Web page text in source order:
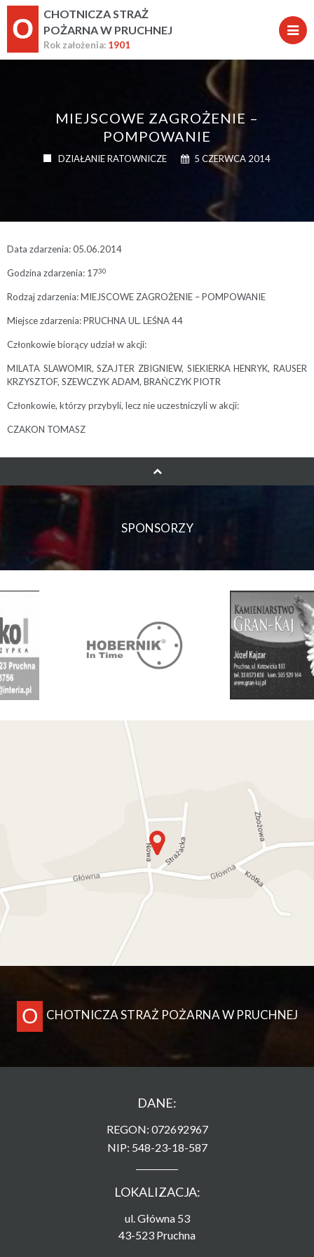
O
CHOTNICZA STRAŻ
POŻARNA W PRUCHNEJ
Rok założenia: 1901
MIEJSCOWE ZAGROŻENIE –
POMPOWANIE
DZIAŁANIE RATOWNICZE 5 CZERWCA 2014
Data zdarzenia: 05.06.2014
Godzina zdarzenia: 1730
Rodzaj zdarzenia: MIEJSCOWE ZAGROŻENIE – POMPOWANIE
Miejsce zdarzenia: PRUCHNA UL. LEŚNA 44
Członkowie biorący udział w akcji:
MILATA SLAWOMIR, SZAJTER ZBIGNIEW, SIEKIERKA HENRYK, RAUSER
KRZYSZTOF, SZEWCZYK ADAM, BRAŃCZYK PIOTR
Członkowie, którzy przybyli, lecz nie uczestniczyli w akcji:
CZAKON TOMASZ
SPONSORZY
O CHOTNICZA STRAŻ POŻARNA W PRUCHNEJ
DANE:
REGON: 072692967
NIP: 548-23-18-587
LOKALIZACJA:
ul. Główna 53
43-523 Pruchna